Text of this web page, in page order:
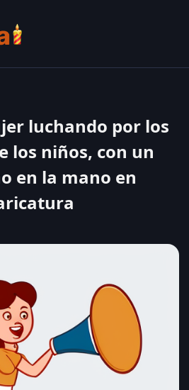
luchando por los
los niños, con un
en la mano en